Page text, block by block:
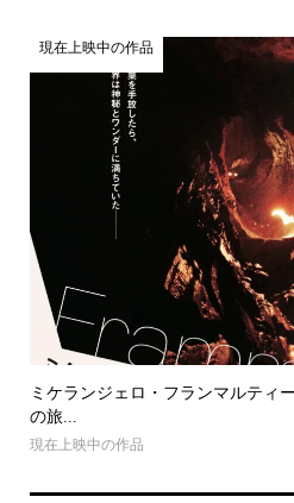
現在上映中の作品
ミケランジェロ・フランマルティ
の旅...
現在上映中の作品